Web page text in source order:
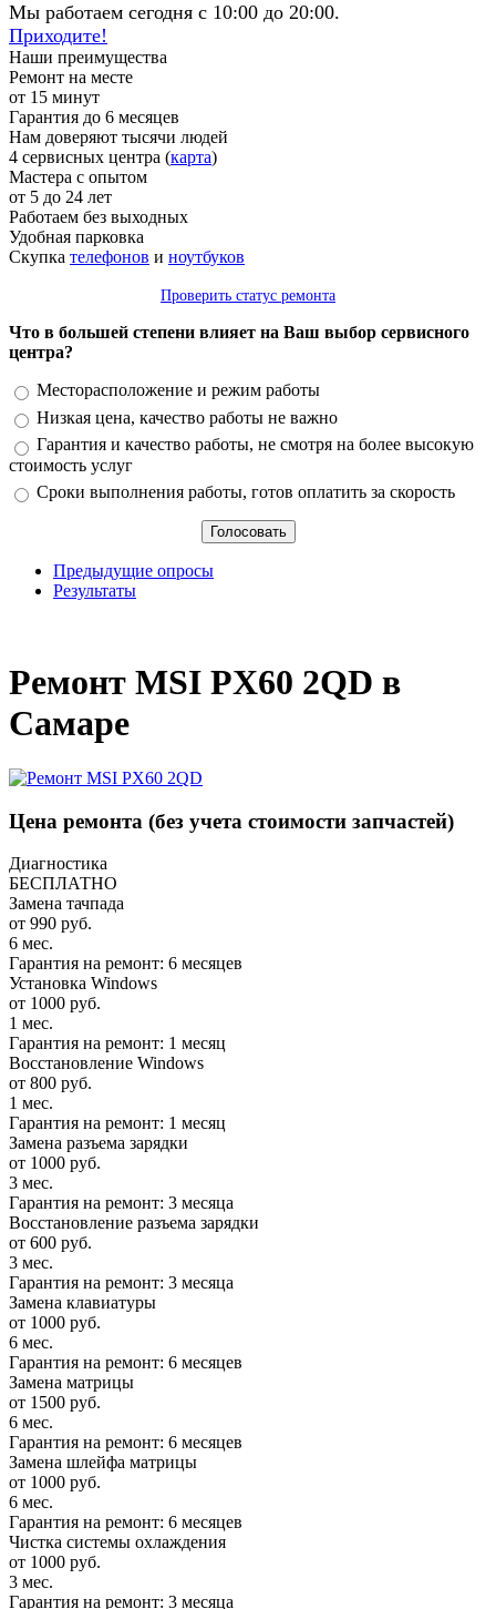
Мы работаем сегодня с 10:00 до 20:00.
Приходите!
Наши преимущества
Ремонт на месте
от 15 минут
Гарантия до 6 месяцев
Нам доверяют тысячи людей
4 сервисных центра (карта)
Мастера с опытом
от 5 до 24 лет
Работаем без выходных
Удобная парковка
Скупка телефонов и ноутбуков
Проверить статус ремонта
Что в большей степени влияет на Ваш выбор сервисного
центра?
Варианты
Месторасположение и режим работы
Низкая цена, качество работы не важно
Гарантия и качество работы, не смотря на более высокую
стоимость услуг
Сроки выполнения работы, готов оплатить за скорость
Предыдущие опросы
Результаты
Ремонт MSI PX60 2QD в
Самаре
Цена ремонта (без учета стоимости запчастей)
Диагностика
БЕСПЛАТНО
Замена тачпада
от 990 руб.
6 мес.
Гарантия на ремонт: 6 месяцев
Установка Windows
от 1000 руб.
1 мес.
Гарантия на ремонт: 1 месяц
Восстановление Windows
от 800 руб.
1 мес.
Гарантия на ремонт: 1 месяц
Замена разъема зарядки
от 1000 руб.
3 мес.
Гарантия на ремонт: 3 месяца
Восстановление разъема зарядки
от 600 руб.
3 мес.
Гарантия на ремонт: 3 месяца
Замена клавиатуры
от 1000 руб.
6 мес.
Гарантия на ремонт: 6 месяцев
Замена матрицы
от 1500 руб.
6 мес.
Гарантия на ремонт: 6 месяцев
Замена шлейфа матрицы
от 1000 руб.
6 мес.
Гарантия на ремонт: 6 месяцев
Чистка системы охлаждения
от 1000 руб.
3 мес.
Гарантия на ремонт: 3 месяца